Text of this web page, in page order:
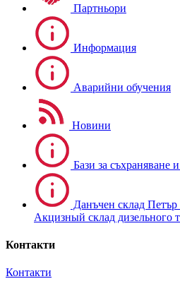
Партньори
Информация
Аварийни обучения
Новини
Бази за съхраняване
Данъчен склад
Акцизный склад дизельного
Контакти
Контакти